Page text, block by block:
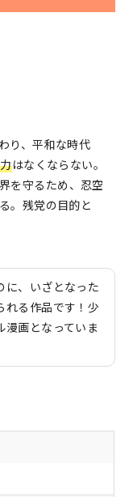
り、平和な時代
はなくならない。
を守るため、忍空
。残党の目的と
に、いざとなった
れる作品です！少
漫画となっていま